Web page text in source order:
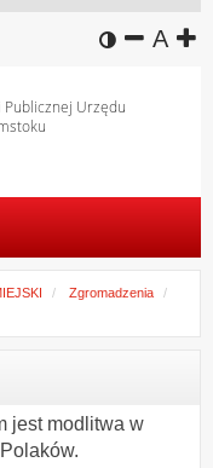
wersja
A
Urzędu
Zgromadzenia
jest modlitwa w